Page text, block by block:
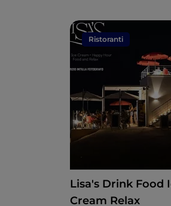
Ristoranti
Lisa's Drink Food
Cream Relax